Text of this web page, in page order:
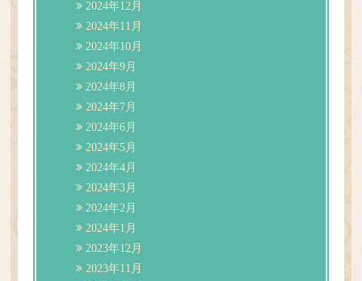
2024年12月
2024年11月
2024年10月
2024年9月
2024年8月
2024年7月
2024年6月
2024年5月
2024年4月
2024年3月
2024年2月
2024年1月
2023年12月
2023年11月